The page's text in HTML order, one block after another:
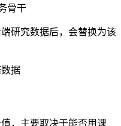
骨干
研究数据后，会替换为该
据
，主要取决于能否用课